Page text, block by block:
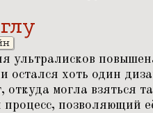
ультралисков
остался хоть один
откуда могла взяться
процесс, позволяющий